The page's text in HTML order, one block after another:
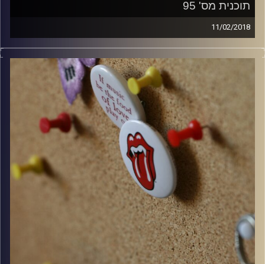
תוכנית מס' 95
11/02/2018
קלאסיקות רוק עם אורן הוף.
włodi